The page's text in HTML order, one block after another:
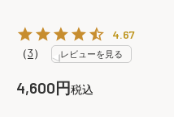
4.67
（3） レビューを見る
4,600 税込